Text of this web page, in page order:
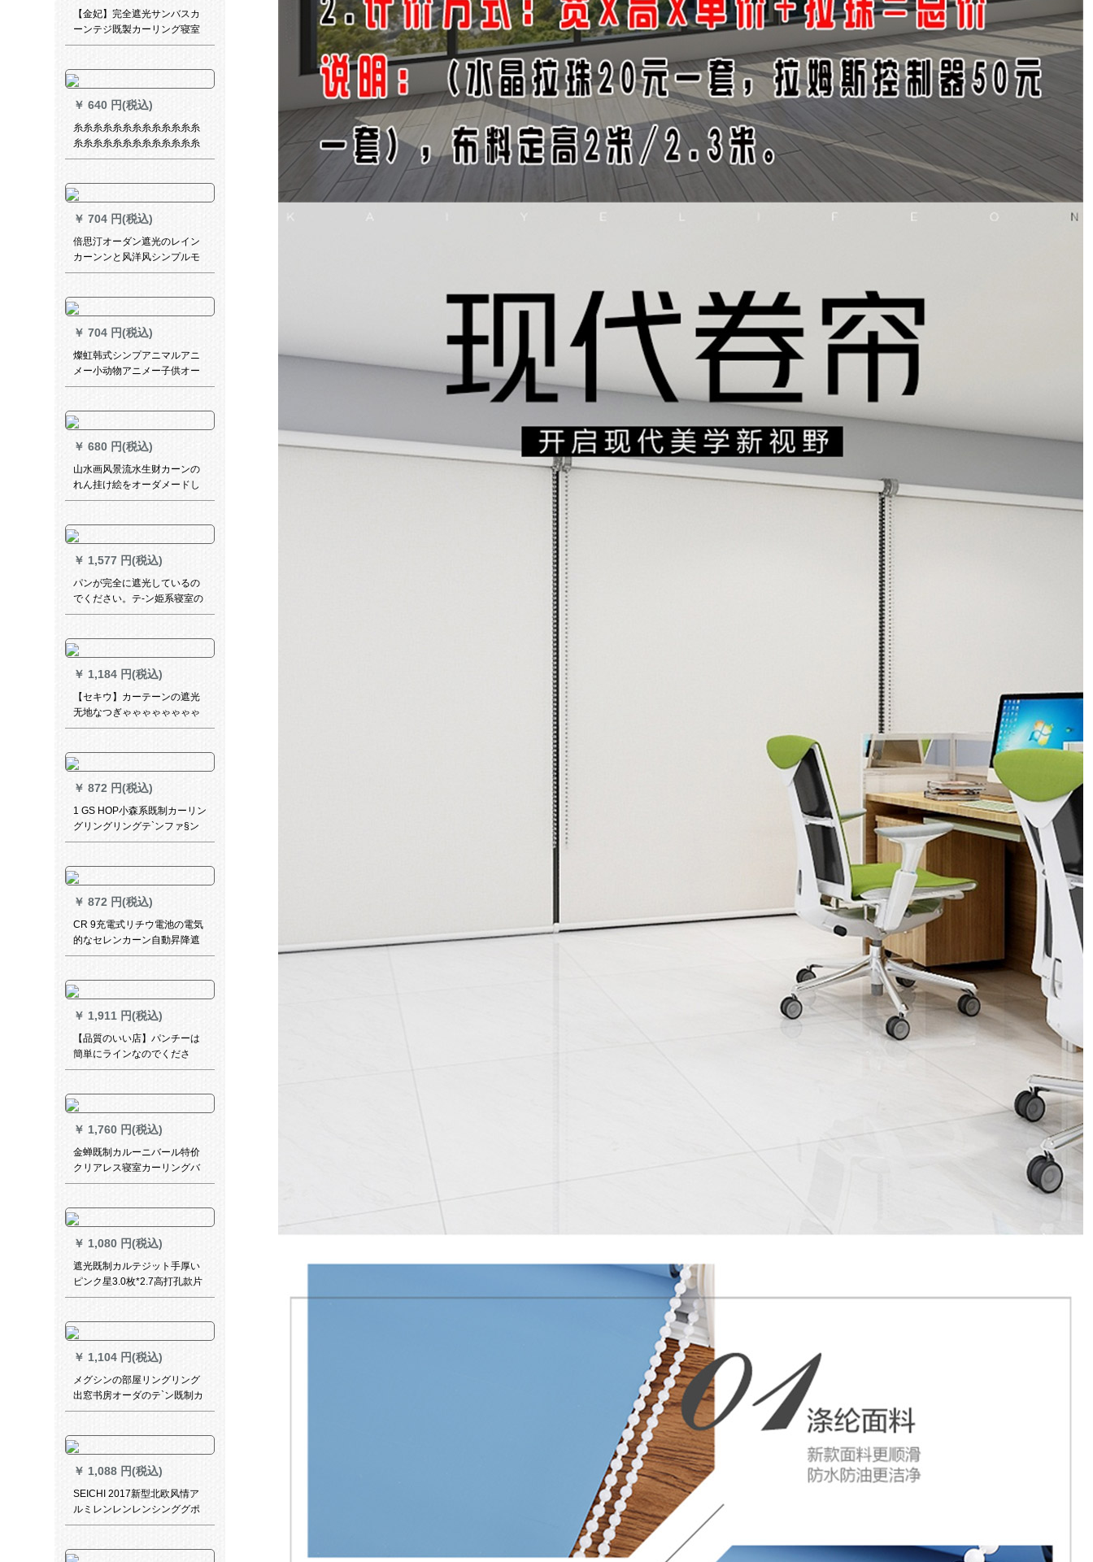
【金妃】完全遮光サンバスカ
ーンテジ既製カーリング寝室
掃き出し窓UVカート熱深さ
2.7【高可改】
￥ 640 円(税込)
糸糸糸糸糸糸糸糸糸糸糸糸糸
糸糸糸糸糸糸糸糸糸糸糸糸糸
糸糸糸糸糸糸糸糸糸糸糸糸糸
糸糸糸糸糸糸糸糸糸糸糸糸糸
糸糸糸糸糸糸糸糸糸糸糸糸糸
糸糸糸糸糸糸糸糸糸糸糸糸糸
糸糸糸糸糸糸糸糸糸糸糸糸糸
糸糸糸糸糸糸糸糸糸糸糸糸糸
糸糸糸糸糸糸糸糸糸糸糸糸糸
糸糸糸糸糸糸糸糸糸糸糸糸糸
糸糸糸糸糸糸糸糸糸糸糸糸糸
糸糸糸糸糸糸料1メ-トルの価
格格(打孔/フォーク无料加工)
何メールが必要ですか？
￥ 704 円(税込)
倍思汀オーダン遮光のレイン
カーンンと风洋风シンプルモ
ダインネリングのレインフュ
ロプロプロプロプロプロプロ
プロプロプロプロプロプロプ
ロファイル
￥ 704 円(税込)
燦虹韩式シンプアニマルアニ
メー小动物アニメー子供オー
ダカーンテーテ·レンレン遮光
扫き出し窓外既制カーターテ
ーテ·ンン元气绿韩オーーダカ
シリーズンテーン/毎米/送帖S
￥ 680 円(税込)
山水画风景流水生财カーンの
れん挂け絵をオーダメードし
て完全遮光パソルリフト书斎
光一面パンン
￥ 1,577 円(税込)
パンが完全に遮光しているの
でください。テ-ン姫系寝室の
窓少女心ins网红既制カーター
￥ 1,184 円(税込)
【セキウ】カーテーンの遮光
无地なつぎゃゃゃゃゃゃゃゃ
ゃゃゃゃゃゃゃゃゃゃゃゃゃ
手北欧つづち色リング寝室オ
ーケーホールの扫き出し窓カ
ーテーテーオウーダレァァァ
ァーダーダーメトの幅は1
m*2.7 mです。
￥ 872 円(税込)
1 GS HOP小森系既制カーリン
グリングリングテ`ンファ§ン
ジ天然素材刺繍格子布芸扫き
新型グレイン幅2.5メ`トル高
さ2.7メトルトルトルトル
￥ 872 円(税込)
CR 9充電式リチウ電池の電気
的なセレンカーン自動昇降遮
光オフス防水完全遮光オレフ
￥ 1,911 円(税込)
【品質のいい店】パンチーは
簡単にラインなのでくださ
い。完全に遮光して、寝室を
ないでください。レンタルム
の寮トレレ简易小窓ショウシ
ョッカーテルジ。テ－ン新遮
光シ－ト緑植緑（誘拐バーン
ドを送る。）遮光率90%幅
￥ 1,760 円(税込)
金蝉既制カルーニバール特价
クリアレス寝室カーリングバ
ック邮送遮光カーターターカ
高2.6-ダブルオープSフォーク
￥ 1,080 円(税込)
遮光既制カルテジット手厚い
ピンク星3.0枚*2.7高打孔款片
￥ 1,104 円(税込)
メグシンの部屋リングリング
出窓书房オーダのテ`ン既制カ
ーターテーテ`ン遮光カータ`テ
メナート*2.65メトルトル高
￥ 1,088 円(税込)
SEICHI 2017新型北欧风情ア
ルミレンレンレンシンググポ
ルデルロールロールマーロッ
ド1メトル価格格